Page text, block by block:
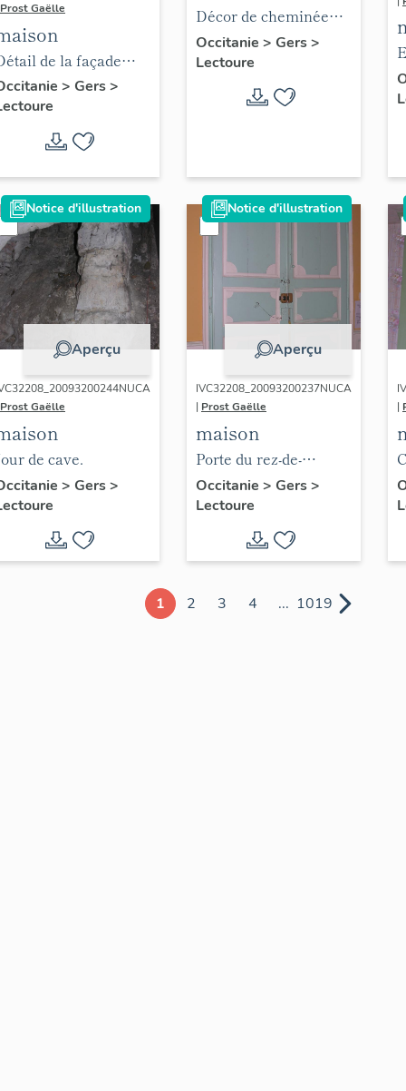
Prost Gaëlle
de la façade
> Gers>
Décor de cheminée
(étage de l'aile).
Occitanie > Gers>
Lectoure
Notice d'illustration
Aperçu
Prost Gaëlle
de cave.
> Gers>
Notice d'illustration
Aperçu
IVC32208_20093200237NUCA
| Prost Gaëlle
maison
Porte du rez-de-
chaussée.
Occitanie > Gers>
Lectoure
|
1 2 3 4 ... 1019